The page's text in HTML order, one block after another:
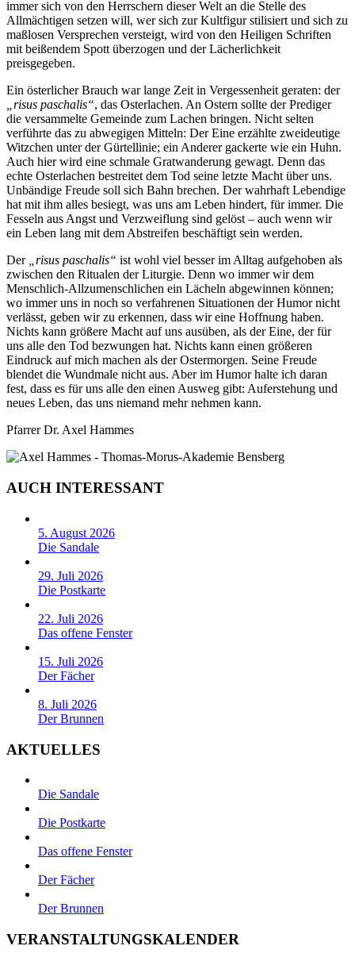
immer sich von den Herrschern dieser Welt an die Stelle des
Allmächtigen setzen will, wer sich zur Kultfigur stilisiert und sich zu
maßlosen Versprechen versteigt, wird von den Heiligen Schriften
mit beißendem Spott überzogen und der Lächerlichkeit
preisgegeben.
Ein österlicher Brauch war lange Zeit in Vergessenheit geraten: der
„risus paschalis“, das Osterlachen. An Ostern sollte der Prediger
die versammelte Gemeinde zum Lachen bringen. Nicht selten
verführte das zu abwegigen Mitteln: Der Eine erzählte zweideutige
Witzchen unter der Gürtellinie; ein Anderer gackerte wie ein Huhn.
Auch hier wird eine schmale Gratwanderung gewagt. Denn das
echte Osterlachen bestreitet dem Tod seine letzte Macht über uns.
Unbändige Freude soll sich Bahn brechen. Der wahrhaft Lebendige
hat mit ihm alles besiegt, was uns am Leben hindert, für immer. Die
Fesseln aus Angst und Verzweiflung sind gelöst – auch wenn wir
ein Leben lang mit dem Abstreifen beschäftigt sein werden.
Der „risus paschalis“ ist wohl viel besser im Alltag aufgehoben als
zwischen den Ritualen der Liturgie. Denn wo immer wir dem
Menschlich-Allzumenschlichen ein Lächeln abgewinnen können;
wo immer uns in noch so verfahrenen Situationen der Humor nicht
verlässt, geben wir zu erkennen, dass wir eine Hoffnung haben.
Nichts kann größere Macht auf uns ausüben, als der Eine, der für
uns alle den Tod bezwungen hat. Nichts kann einen größeren
Eindruck auf mich machen als der Ostermorgen. Seine Freude
blendet die Wundmale nicht aus. Aber im Humor halte ich daran
fest, dass es für uns alle den einen Ausweg gibt: Auferstehung und
neues Leben, das uns niemand mehr nehmen kann.
Pfarrer Dr. Axel Hammes
AUCH INTERESSANT
5. August 2026
Die Sandale
29. Juli 2026
Die Postkarte
22. Juli 2026
Das offene Fenster
15. Juli 2026
Der Fächer
8. Juli 2026
Der Brunnen
AKTUELLES
Die Sandale
Die Postkarte
Das offene Fenster
Der Fächer
Der Brunnen
VERANSTALTUNGSKALENDER